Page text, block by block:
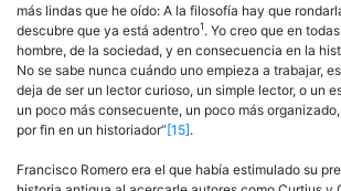
más lindas que he oído: A la filosofía hay que
descubre que ya está adentro1. Yo creo que en
hombre, de la sociedad, y en consecuencia en la
No se sabe nunca cuándo uno empieza a trabajar,
deja de ser un lector curioso, un simple lector, o un
un poco más consecuente, un poco más
por fin en un historiador”[15].
Francisco Romero era el que había estimulado su